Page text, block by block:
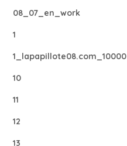
08_07_en_work
1
1_lapapillote08.com_10000
10
11
12
13